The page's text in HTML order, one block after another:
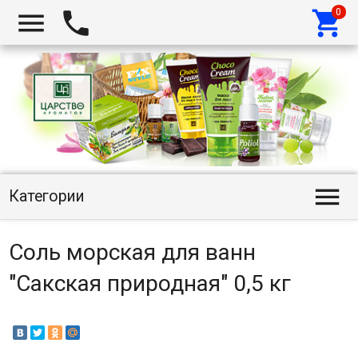
  
Категории 
Соль морская для ванн
"Сакская природная" 0,5 кг